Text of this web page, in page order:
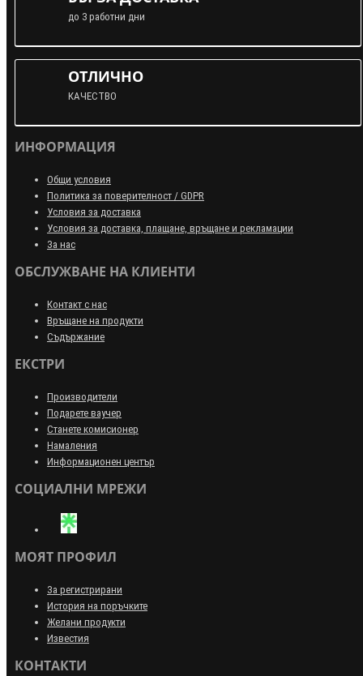
до 3 работни дни
ОТЛИЧНО
КАЧЕСТВО
ИНФОРМАЦИЯ
Общи условия
Политика за поверителност / GDPR
Условия за доставка
Условия за доставка, плащане, връщане и рекламации
За нас
ОБСЛУЖВАНЕ НА КЛИЕНТИ
Контакт с нас
Връщане на продукти
Съдържание
ЕКСТРИ
Производители
Подарете ваучер
Станете комисионер
Намаления
Информационен център
СОЦИАЛНИ МРЕЖИ
МОЯТ ПРОФИЛ
За регистрирани
История на поръчките
Желани продукти
Известия
КОНТАКТИ